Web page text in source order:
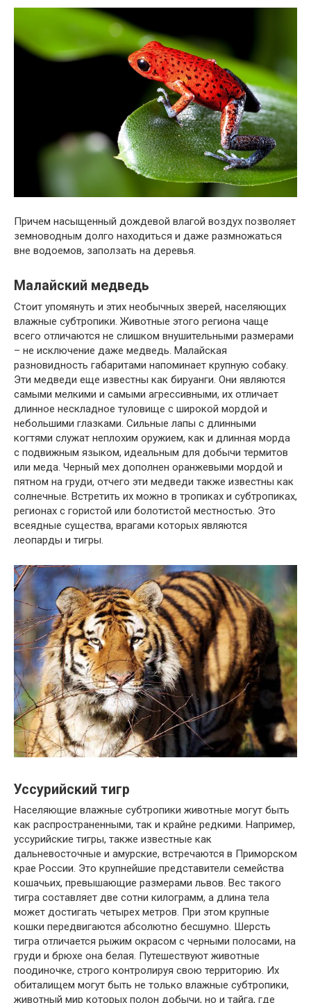
Причем насыщенный дождевой влагой воздух позволяет
земноводным долго находиться и даже размножаться
вне водоемов, заползать на деревья.
Малайский медведь
Стоит упомянуть и этих необычных зверей, населяющих
влажные субтропики. Животные этого региона чаще
всего отличаются не слишком внушительными размерами
– не исключение даже медведь. Малайская
разновидность габаритами напоминает крупную собаку.
Эти медведи еще известны как бируанги. Они являются
самыми мелкими и самыми агрессивными, их отличает
длинное нескладное туловище с широкой мордой и
небольшими глазками. Сильные лапы с длинными
когтями служат неплохим оружием, как и длинная морда
с подвижным языком, идеальным для добычи термитов
или меда. Черный мех дополнен оранжевыми мордой и
пятном на груди, отчего эти медведи также известны как
солнечные. Встретить их можно в тропиках и субтропиках,
регионах с гористой или болотистой местностью. Это
всеядные существа, врагами которых являются
леопарды и тигры.
Уссурийский тигр
Населяющие влажные субтропики животные могут быть
как распространенными, так и крайне редкими. Например,
уссурийские тигры, также известные как
дальневосточные и амурские, встречаются в Приморском
крае России. Это крупнейшие представители семейства
кошачьих, превышающие размерами львов. Вес такого
тигра составляет две сотни килограмм, а длина тела
может достигать четырех метров. При этом крупные
кошки передвигаются абсолютно бесшумно. Шерсть
тигра отличается рыжим окрасом с черными полосами, на
груди и брюхе она белая. Путешествуют животные
поодиночке, строго контролируя свою территорию. Их
обиталищем могут быть не только влажные субтропики,
животный мир которых полон добычи, но и тайга, где